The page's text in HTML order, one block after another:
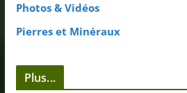
Photos & Vidéos
Pierres et Minéraux
Plus...